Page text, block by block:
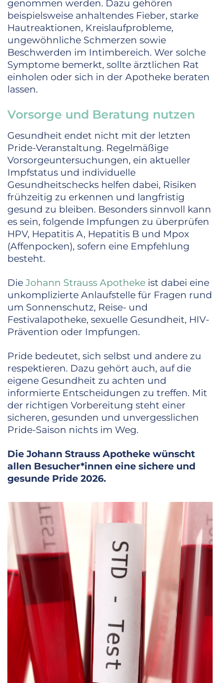
genommen werden. Dazu gehören
beispielsweise anhaltendes Fieber, starke
Hautreaktionen, Kreislaufprobleme,
ungewöhnliche Schmerzen sowie
Beschwerden im Intimbereich. Wer solche
Symptome bemerkt, sollte ärztlichen Rat
einholen oder sich in der Apotheke beraten
lassen.
Vorsorge und Beratung nutzen
Gesundheit endet nicht mit der letzten
Pride-Veranstaltung. Regelmäßige
Vorsorgeuntersuchungen, ein aktueller
Impfstatus und individuelle
Gesundheitschecks helfen dabei, Risiken
frühzeitig zu erkennen und langfristig
gesund zu bleiben. Besonders sinnvoll kann
es sein, folgende Impfungen zu überprüfen
HPV, Hepatitis A, Hepatitis B und Mpox
(Affenpocken), sofern eine Empfehlung
besteht.
Die Johann Strauss Apotheke ist dabei eine
unkomplizierte Anlaufstelle für Fragen rund
um Sonnenschutz, Reise- und
Festivalapotheke, sexuelle Gesundheit, HIV-
Prävention oder Impfungen.
Pride bedeutet, sich selbst und andere zu
respektieren. Dazu gehört auch, auf die
eigene Gesundheit zu achten und
informierte Entscheidungen zu treffen. Mit
der richtigen Vorbereitung steht einer
sicheren, gesunden und unvergesslichen
Pride-Saison nichts im Weg.
Die Johann Strauss Apotheke wünscht
allen Besucher*innen eine sichere und
gesunde Pride 2026.